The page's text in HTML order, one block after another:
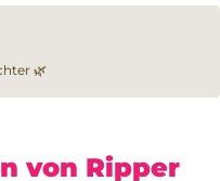
🌿
von Ripper